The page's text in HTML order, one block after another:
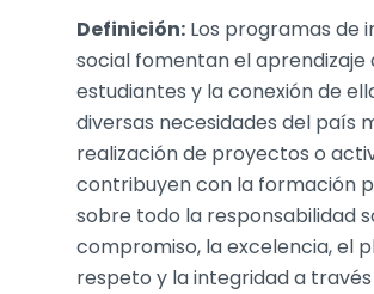
Definición: Los programas de
social fomentan el aprendizaje
estudiantes y la conexión de
diversas necesidades del país
realización de proyectos o
contribuyen con la formación
sobre todo la responsabilidad
compromiso, la excelencia, el
respeto y la integridad a